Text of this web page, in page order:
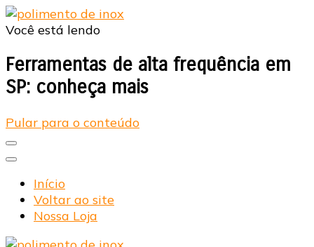
Você está lendo
Ferramentas de alta frequência em
SP: conheça mais
Pular para o conteúdo
Início
Voltar ao site
Nossa Loja